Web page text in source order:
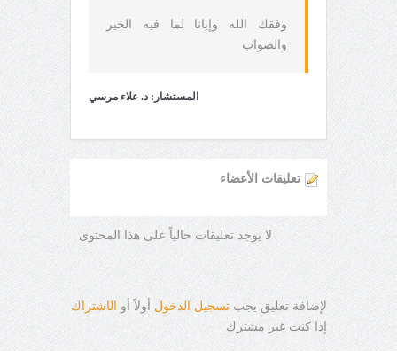
وفقك الله وإيانا لما فيه الخير
والصواب
المستشار: د. علاء مرسي
تعليقات الأعضاء
لا يوجد تعليقات حالياً على هذا المحتوى
لإضافة تعليق يجبتسجيل الدخول أولاً أو الاشتراك
إذا كنت غير مشترك